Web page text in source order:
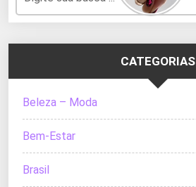
CATEGORIAS
Beleza – Moda
Bem-Estar
Brasil